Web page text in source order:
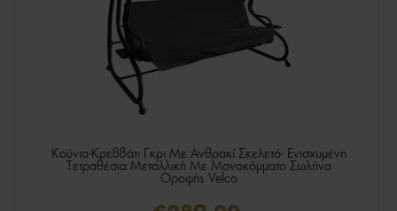
Κούνια-Κρεββάτι Γκρι Με Ανθρακί Σκελετό- Ενισχυμένη
Τετραθέσια Μεταλλική Με Μονοκόμματο Σωλήνα
Οροφής Velco